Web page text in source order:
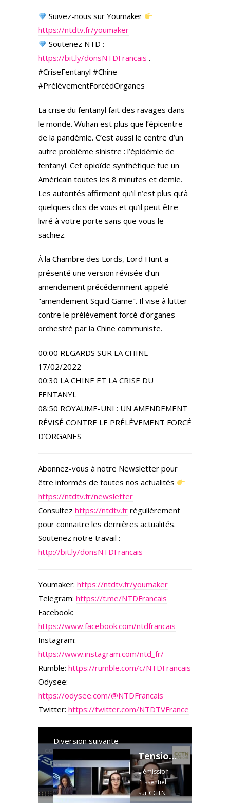
itt
Suivez-nous sur Youmaker
https://ntdtv.fr/youmaker
Soutenez NTD :
https://bit.ly/donsNTDFrancais .
#CriseFentanyl #Chine
#PrélèvementForcédOrganes
La crise du fentanyl fait des ravages dans
le monde. Wuhan est plus que l’épicentre
de la pandémie. C’est aussi le centre d’un
autre problème sinistre : l’épidémie de
fentanyl. Cet opioïde synthétique tue un
Américain toutes les 8 minutes et demie.
Les autorités affirment qu’il n’est plus qu’à
quelques clics de vous et qu’il peut être
livré à votre porte sans que vous le
sachiez.
À la Chambre des Lords, Lord Hunt a
présenté une version révisée d’un
amendement précédemment appelé
"amendement Squid Game". Il vise à lutter
contre le prélèvement forcé d’organes
orchestré par la Chine communiste.
00:00 REGARDS SUR LA CHINE
17/02/2022
00:30 LA CHINE ET LA CRISE DU
FENTANYL
08:50 ROYAUME-UNI : UN AMENDEMENT
RÉVISÉ CONTRE LE PRÉLÈVEMENT FORCÉ
D’ORGANES
Abonnez-vous à notre Newsletter pour
être informés de toutes nos actualités
https://ntdtv.fr/newsletter
Consultez https://ntdtv.fr régulièrement
pour connaitre les dernières actualités.
Soutenez notre travail :
http://bit.ly/donsNTDFrancais
Youmaker: https://ntdtv.fr/youmaker
Telegram: https://t.me/NTDFrancais
Facebook:
https://www.facebook.com/ntdfrancais
Instagram:
https://www.instagram.com/ntd_fr/
Rumble: https://rumble.com/c/NTDFrancais
Odysee:
https://odysee.com/@NTDFrancais
Twitter: https://twitter.com/NTDTVFrance
Diversion suivante
Tensions en Ukraine:la crise est-elle entrée dans son deuxième acte?
L'émission
l'Essentiel
sur CGTN